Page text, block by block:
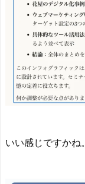
いい感じですかね。